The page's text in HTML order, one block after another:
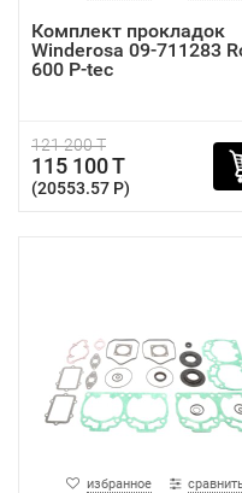
Комплект прокладок
Winderosa 09-711283
600 P-tec
121 200 T
115 100 T
(20553.57 P)
избранное